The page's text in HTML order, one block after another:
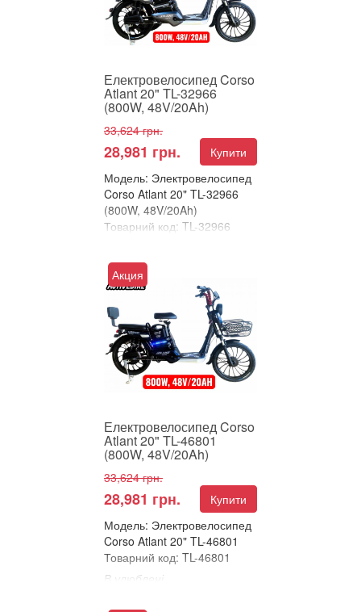
Електровелосипед Corso
Atlant 20" TL-32966
(800W, 48V/20Ah)
33,624 грн.
28,981 грн.
Купити
Модель: Электровелосипед
Corso Atlant 20" TL-32966
(800W, 48V/20Ah)
Товарний код: TL-32966
Порівняти
ЕЛЕКТРОВЕЛОСИПЕД
CORSO ATLANT 20" –
НАДІЙНА КЛАСИКА ТА
ТЕХНОЛОГІЇ В КОМПАКТІ!
Пропонуємо унів...
Акция
Електровелосипед Corso
Atlant 20" TL-46801
(800W, 48V/20Ah)
33,624 грн.
28,981 грн.
Купити
Модель: Электровелосипед
Corso Atlant 20" TL-46801
Товарний код: TL-46801
В улюблені